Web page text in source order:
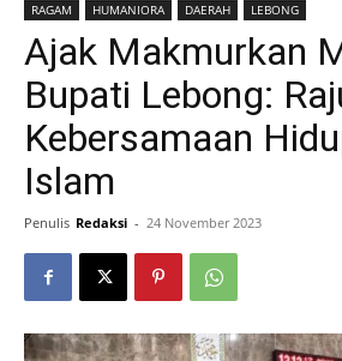
RAGAM HUMANIORA DAERAH LEBONG
Ajak Makmurkan
Bupati Lebong:
Kebersamaan
Islam
Penulis Redaksi - 24 November 2023